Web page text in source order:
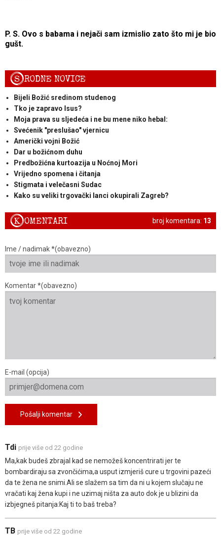
P. S. Ovo s babama i nejači sam izmislio zato što mi je bio
gušt.
SRODNE NOVICE
Bijeli Božić sredinom studenog
Tko je zapravo Isus?
Moja prava su sljedeća i ne bu mene niko hebal:
Svećenik "preslušao" vjernicu
Američki vojni Božić
Dar u božićnom duhu
Predbožićna kurtoazija u Noćnoj Mori
Vrijedno spomena i čitanja
Stigmata i velečasni Sudac
Kako su veliki trgovački lanci okupirali Zagreb?
broj komentara: 13
KOMENTARI
Ime / nadimak *(obavezno)
Komentar *(obavezno)
E-mail (opcija)
Pošalji komentar
Tdi prije više od 22 godine
Ma,kak budeš zbrajal kad se nemožeš koncentrirati jer te
bombardiraju sa zvončićima,a usput izmjeriš cure u trgovini pazeći
da te žena ne snimi.Ali se slažem sa tim da ni u kojem slučaju ne
vračati kaj žena kupi i ne uzimaj ništa za auto dok je u blizini da
izbjegneš pitanja:Kaj ti to baš treba?
TB prije više od 22 godine